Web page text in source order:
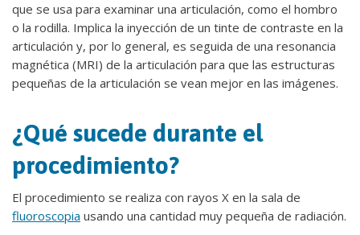
que se usa para examinar una articulación, como el hombro
o la rodilla. Implica la inyección de un tinte de contraste en la
articulación y, por lo general, es seguida de una resonancia
magnética (MRI) de la articulación para que las estructuras
pequeñas de la articulación se vean mejor en las imágenes.
¿Qué sucede durante el
procedimiento?
El procedimiento se realiza con rayos X en la sala de
fluoroscopia usando una cantidad muy pequeña de radiación.